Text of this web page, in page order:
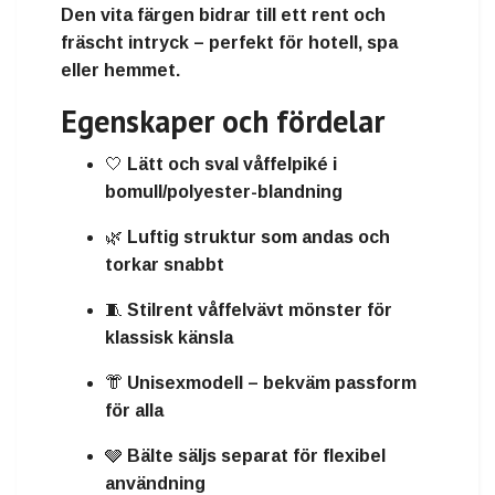
Den vita färgen bidrar till ett rent och
fräscht intryck – perfekt för hotell, spa
eller hemmet.
Egenskaper och fördelar
🤍 Lätt och sval våffelpiké i
bomull/polyester-blandning
🌿 Luftig struktur som andas och
torkar snabbt
🧵 Stilrent våffelvävt mönster för
klassisk känsla
👘 Unisexmodell – bekväm passform
för alla
🩶 Bälte säljs separat för flexibel
användning